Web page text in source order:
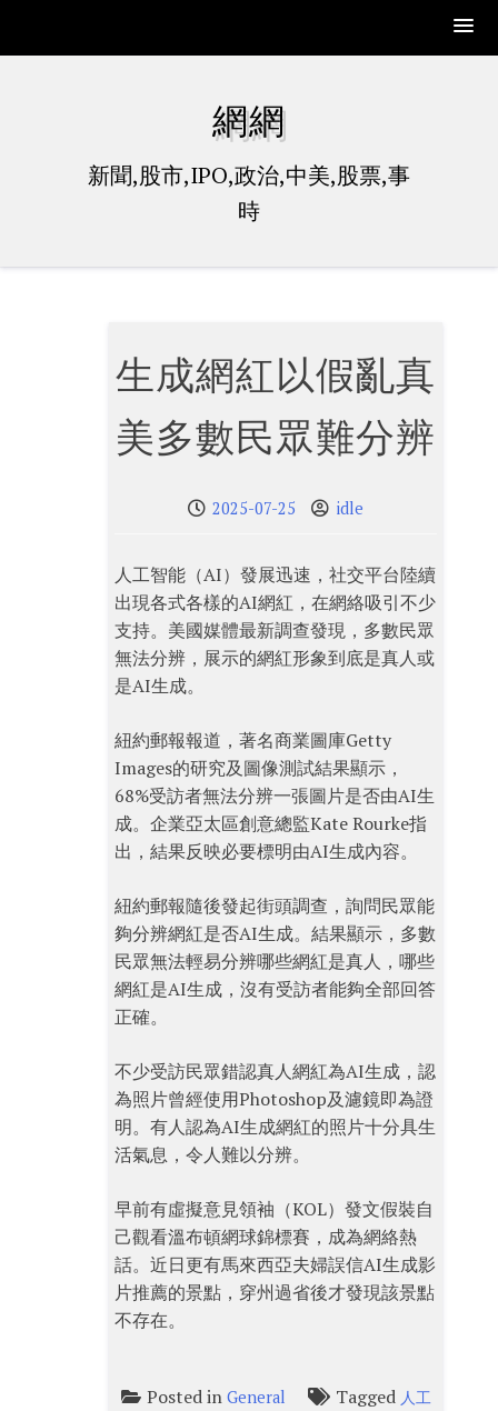
網網
新聞,股市,IPO,政治,中美,股票,事
時
生成網紅以假亂真
美多數民眾難分辨
2025-07-25 idle
人工智能（AI）發展迅速，社交平台陸續
出現各式各樣的AI網紅，在網絡吸引不少
支持。美國媒體最新調查發現，多數民眾
無法分辨，展示的網紅形象到底是真人或
是AI生成。
紐約郵報報道，著名商業圖庫Getty
Images的研究及圖像測試結果顯示，
68%受訪者無法分辨一張圖片是否由AI生
成。企業亞太區創意總監Kate Rourke指
出，結果反映必要標明由AI生成內容。
紐約郵報隨後發起街頭調查，詢問民眾能
夠分辨網紅是否AI生成。結果顯示，多數
民眾無法輕易分辨哪些網紅是真人，哪些
網紅是AI生成，沒有受訪者能夠全部回答
正確。
不少受訪民眾錯認真人網紅為AI生成，認
為照片曾經使用Photoshop及濾鏡即為證
明。有人認為AI生成網紅的照片十分具生
活氣息，令人難以分辨。
早前有虛擬意見領袖（KOL）發文假裝自
己觀看溫布頓網球錦標賽，成為網絡熱
話。近日更有馬來西亞夫婦誤信AI生成影
片推薦的景點，穿州過省後才發現該景點
不存在。
Posted in General Tagged 人工